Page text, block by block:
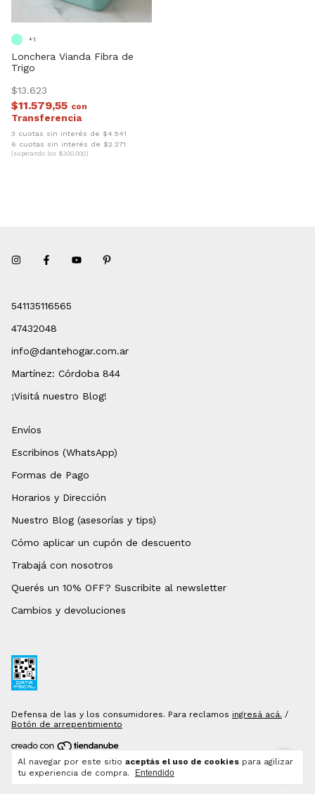
Al navegar por este sitio aceptás el uso de cookies para agilizar
tu experiencia de compra.
Entendido
Lonchera Vianda Fibra de
Trigo
$13.623
$11.579,55 con
3 cuotas sin interés de $4.541
6 cuotas sin interés de $2.271
(superando los $300.000)
+1
541135116565
47432048
info@dantehogar.com.ar
Martínez: Córdoba 844
¡Visitá nuestro Blog!
Envíos
Escribinos (WhatsApp)
Formas de Pago
Horarios y Dirección
Nuestro Blog (asesorías y tips)
Cómo aplicar un cupón de descuento
Trabajá con nosotros
Querés un 10% OFF? Suscribite al newsletter
Cambios y devoluciones
Defensa de las y los consumidores. Para reclamos ingresá acá. /
Botón de arrepentimiento
Copyright DANTE Hogar - 2026. Todos los derechos reservados.